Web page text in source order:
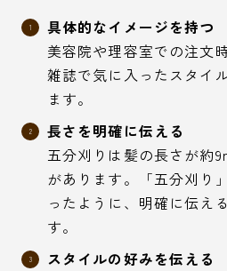
具体的なイメージを持つ
美容院や理容室での注文
雑誌で気に入ったスタイ
ます。
長さを明確に伝える
五分刈りは髪の長さが約
があります。「五分刈り
ったように、明確に伝え
す。
スタイルの好みを伝える